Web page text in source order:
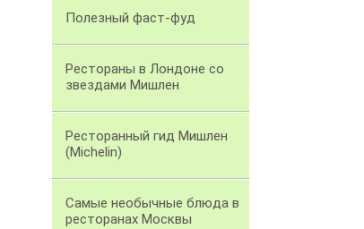
Полезный фаст-фуд
Рестораны в Лондоне со
звездами Мишлен
Ресторанный гид Мишлен
(Michelin)
Самые необычные блюда в
ресторанах Москвы